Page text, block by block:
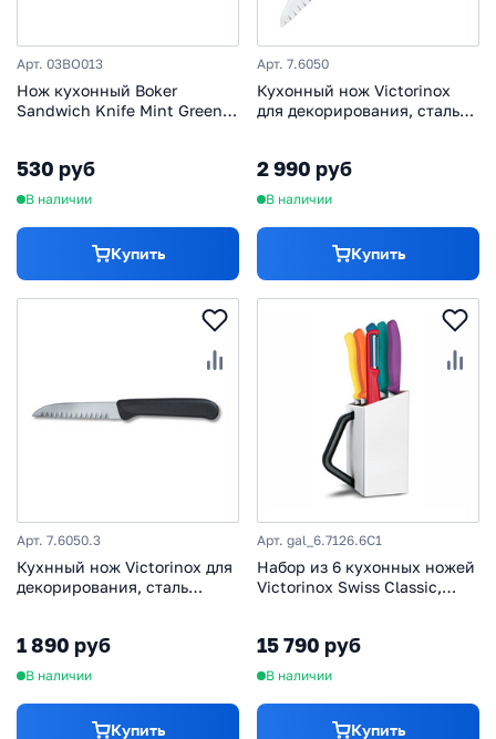
Арт. 03BO013
Нож кухонный Boker
Sandwich Knife Mint Green,
мятный
530 руб
В наличии
Купить
Арт. 7.6050
Кухонный нож Victorinox
для декорирования, сталь
2 990 руб
В наличии
Купить
Арт. 7.6050.3
Кухнный нож Victorinox для
декорирования, сталь
1 890 руб
В наличии
Купить
Арт. gal_6.7126.6C1
Набор из 6 кухонных ножей
Victorinox Swiss Classic,
15 790 руб
В наличии
Купить